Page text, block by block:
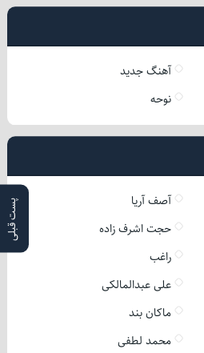
پست قبلی
آهنگ جدید
نوحه
آصف آریا
حجت اشرف زاده
راغب
علی عبدالمالکی
ماکان بند
محمد لطفی